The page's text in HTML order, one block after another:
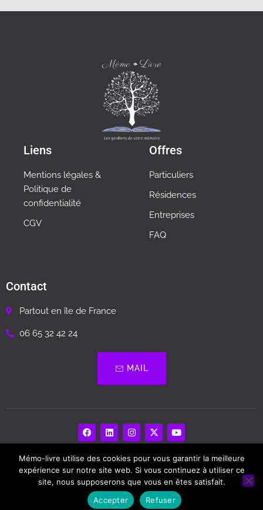
Liens
Mentions légales &
Politique de
confidentialité
CGV
Offres
Particuliers
Résidences
Entreprises
FAQ
Contact
Partout en île de France
06 65 32 42 24
MAIL
Memo Livre – Biographie, Livre Souvenir…
Copyright © 2024. Tous droits Réservés
Mémo-livre utilise des cookies pour vous garantir la meilleure
expérience sur notre site web. Si vous continuez à utiliser ce
site, nous supposerons que vous en êtes satisfait.
Accepter
Refuser